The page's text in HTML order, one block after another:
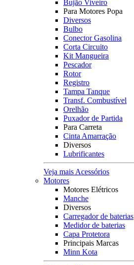
Bujão Viveiro
Para Motores Popa
Diversos
Bulbo
Conector Gasolina
Corta Circuito
Kit Mangueira
Pescador
Rotor
Registro
Tampa Tanque
Transf. Combustível
Orelhão
Puxador de Partida
Para Carreta
Cinta Amarração
Diversos
Lubrificantes
Veja mais Acessórios
Motores
Motores Elétricos
Manche
Diversos
Carregador de baterias
Medidor de baterias
Capa Protetora
Principais Marcas
Minn Kota